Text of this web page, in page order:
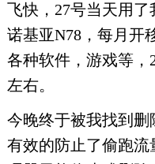
飞快，27号当天用
诺基亚N78，每月开
各种软件，游戏等，
左右。
今晚终于被我找到删
有效的防止了偷跑